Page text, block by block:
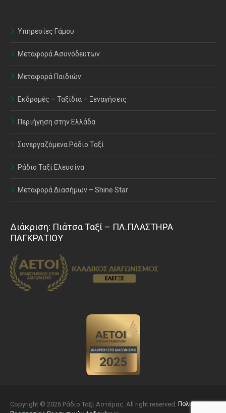
Υπηρεσίες Γάμου
Μεταφορά Ασυνόδευτων
Μεταφορά Παιδιών
Εκδρομές – Ταξίδια – Ξεναγήσεις
Περιήγηση στην Ελλάδα
Συνεργαζόμενα Ράδιο Ταξί
Ράδιο Ταξί Ελευσίνα
Μεταφορά Διασήμων – Shine Star
Διάκριση: Πιάτσα Ταξί – ΠΛ.ΠΛΑΣΤΗΡΑ
ΠΑΓΚΡΑΤΙΟΥ
Copyright © 2026 Ράδιο Ταξί Αστέρας. All right reserved. Πολιτική